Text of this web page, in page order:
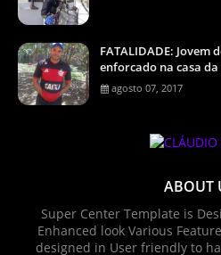
FATALIDADE: Jovem
enforcado na casa
agosto 07, 2017
ABOUT
Super Center Template is
Enhanced look Various
designed in User friendly to